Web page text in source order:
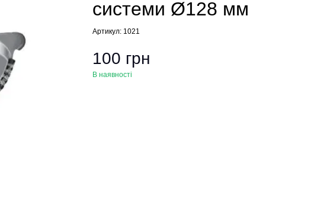
системи Ø128 мм
Артикул: 1021
100 грн
В наявності